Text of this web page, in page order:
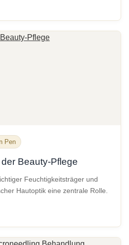
Pen
Beauty-Pflege
Feuchtigkeitsträger und
Hautoptik eine zentrale Rolle.